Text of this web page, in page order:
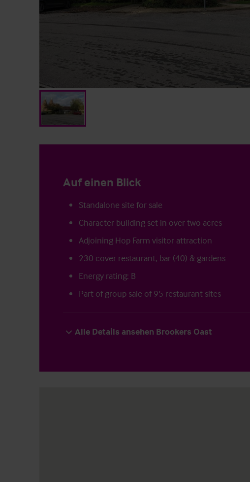
Auf einen Blick
Standalone site for sale
Character building set in over two acres
Adjoining Hop Farm visitor attraction
230 cover restaurant, bar (40) & gardens
Energy rating: B
Part of group sale of 95 restaurant sites
Alle Details ansehen Brookers Oast